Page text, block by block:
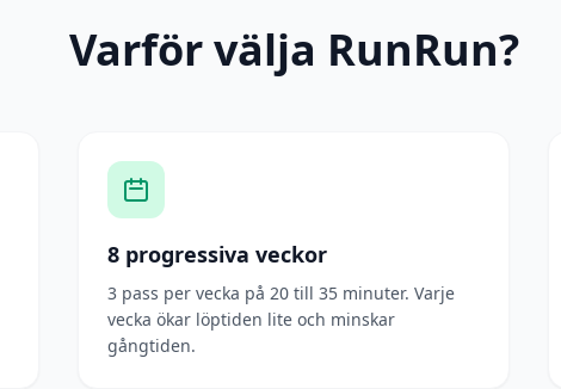
Varför välja RunRun?
8 progressiva veckor
3 pass per vecka på 20 till 35 minuter. Varje
vecka ökar löptiden lite och minskar
gångtiden.